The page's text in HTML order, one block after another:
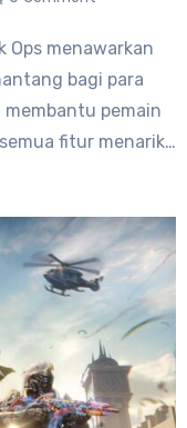
bagi para
membantu pemain
fitur menarik…